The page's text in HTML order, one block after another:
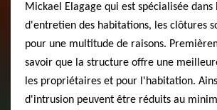
Mickael Elagage qui est spécialisée dans
d'entretien des habitations, les clôtures
pour une multitude de raisons.
savoir que la structure offre une
les propriétaires et pour l'habitation.
d'intrusion peuvent être réduits au